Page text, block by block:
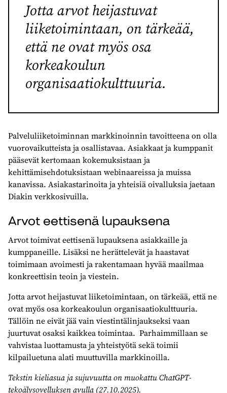
Jotta arvot heijastuvat
liiketoimintaan, on tärkeää,
että ne ovat myös osa
korkeakoulun
organisaatiokulttuuria.
Palveluliiketoiminnan markkinoinnin tavoitteena on olla
vuorovaikutteista ja osallistavaa. Asiakkaat ja kumppanit
pääsevät kertomaan kokemuksistaan ja
kehittämisehdotuksistaan webinaareissa ja muissa
kanavissa. Asiakastarinoita ja yhteisiä oivalluksia jaetaan
Diakin verkkosivuilla.
Arvot eettisenä lupauksena
Arvot toimivat eettisenä lupauksena asiakkaille ja
kumppaneille. Lisäksi ne herättelevät ja haastavat
toimimaan avoimesti ja rakentamaan hyvää maailmaa
konkreettisin teoin ja viestein.
Jotta arvot heijastuvat liiketoimintaan, on tärkeää, että ne
ovat myös osa korkeakoulun organisaatiokulttuuria.
Tällöin ne eivät jää vain viestintälinjaukseksi vaan
juurtuvat osaksi kaikkea toimintaa. Parhaimmillaan se
vahvistaa luottamusta ja yhteistyötä sekä toimii
kilpailuetuna alati muuttuvilla markkinoilla.
Tekstin kieliasua ja sujuvuutta on muokattu ChatGPT-
tekoälysovelluksen avulla (27.10.2025).